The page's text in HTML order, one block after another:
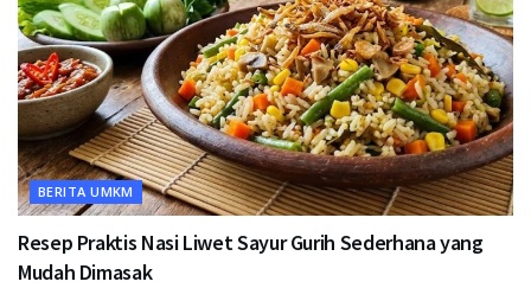
BERITA UMKM
Resep Praktis Nasi Liwet Sayur Gurih Sederhana yang
Mudah Dimasak